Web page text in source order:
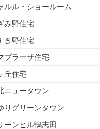
ルル・ショールーム
み野住宅
き野住宅
プラーザ住宅
丘住宅
ニュータウン
りグリーンタウン
ーンヒル鴨志田